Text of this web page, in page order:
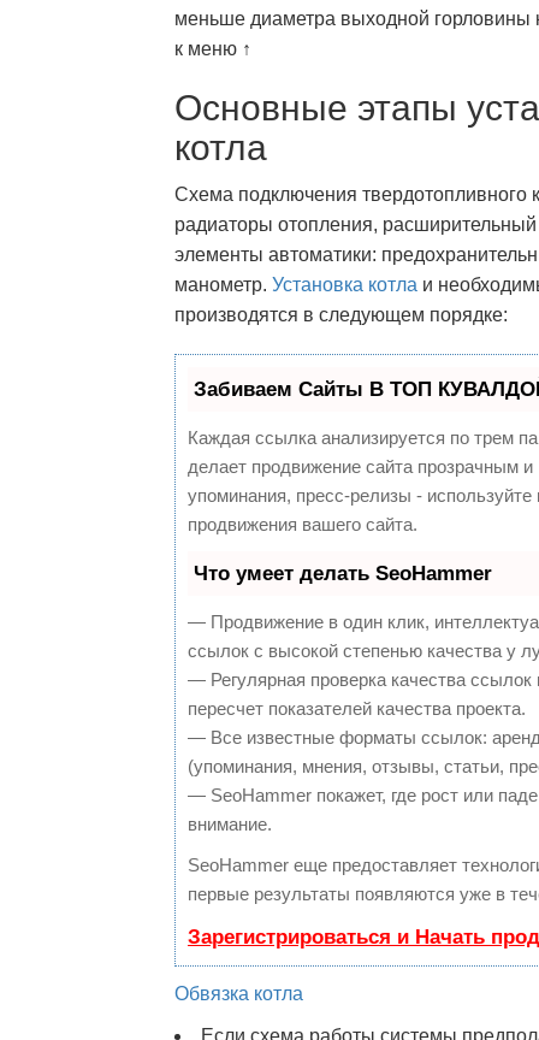
меньше диаметра выходной горловины
к меню ↑
Основные этапы
котла
Схема подключения твердотопливного
радиаторы отопления,
элементы автоматики:
манометр. Установка котла и
производятся в следующем порядке:
Забиваем Сайты В ТОП
Каждая ссылка анализируется по трем
делает продвижение сайта прозрачным
упоминания, пресс-релизы -
продвижения вашего сайта.
Что умеет делать SeoHammer
— Продвижение в один клик,
ссылок с высокой степенью качества у
— Регулярная проверка качества
пересчет показателей качества проекта.
— Все известные форматы ссылок:
(упоминания, мнения, отзывы, статьи,
— SeoHammer покажет, где рост или
внимание.
SeoHammer еще предоставляет
первые результаты появляются уже в
Зарегистрироваться и Начать
Обвязка котла
Если схема работы системы